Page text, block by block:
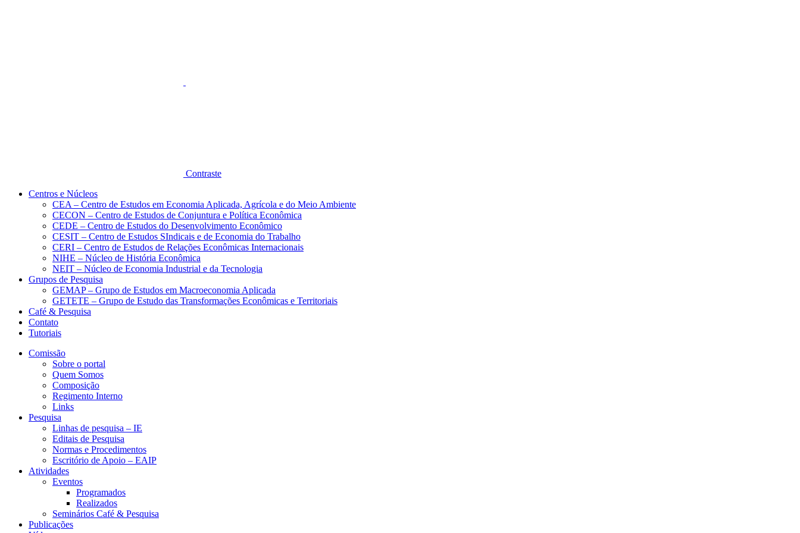
Contraste
Centros e Núcleos
CEA – Centro de Estudos em Economia Aplicada, Agrícola e do Meio Ambiente
CECON – Centro de Estudos de Conjuntura e Política Econômica
CEDE – Centro de Estudos do Desenvolvimento Econômico
CESIT – Centro de Estudos SIndicais e de Economia do Trabalho
CERI – Centro de Estudos de Relações Econômicas Internacionais
NIHE – Núcleo de História Econômica
NEIT – Núcleo de Economia Industrial e da Tecnologia
Grupos de Pesquisa
GEMAP – Grupo de Estudos em Macroeconomia Aplicada
GETETE – Grupo de Estudo das Transformações Econômicas e Territoriais
Café & Pesquisa
Contato
Tutoriais
Comissão
Sobre o portal
Quem Somos
Composição
Regimento Interno
Links
Pesquisa
Linhas de pesquisa – IE
Editais de Pesquisa
Normas e Procedimentos
Escritório de Apoio – EAIP
Atividades
Eventos
Programados
Realizados
Seminários Café & Pesquisa
Publicações